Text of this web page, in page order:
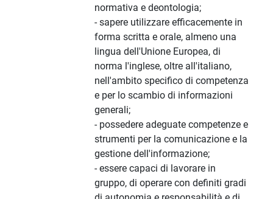
normativa e deontologia;
- sapere utilizzare efficacemente in
forma scritta e orale, almeno una
lingua dell'Unione Europea, di
norma l'inglese, oltre all'italiano,
nell'ambito specifico di competenza
e per lo scambio di informazioni
generali;
- possedere adeguate competenze e
strumenti per la comunicazione e la
gestione dell'informazione;
- essere capaci di lavorare in
gruppo, di operare con definiti gradi